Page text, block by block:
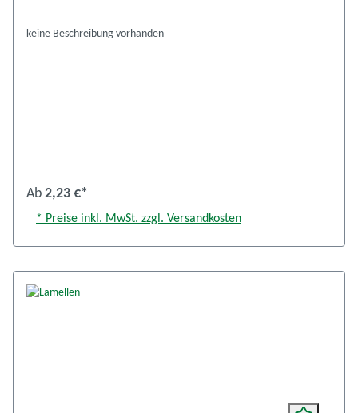
keine Beschreibung vorhanden
Ab 2,23 €*
* Preise inkl. MwSt. zzgl. Versandkosten